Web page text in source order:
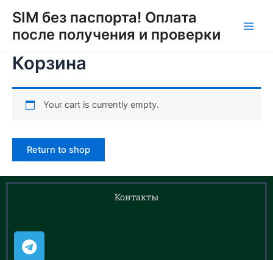
SIM без паспорта! Оплата
после получения и проверки
Корзина
Your cart is currently empty.
Return to shop
Контакты